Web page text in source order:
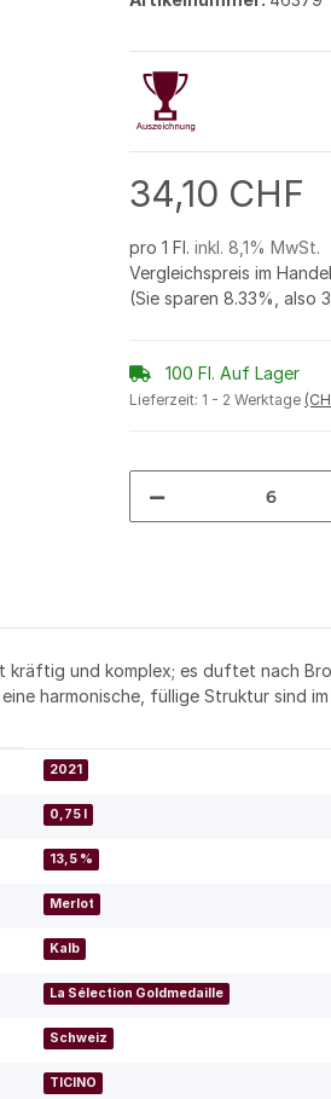
34,10 CHF
pro 1 Fl. inkl. 8,1% MwSt.
Vergleichspreis im Handel
(Sie sparen 8.33% , also
100 Fl. Auf Lager
Lieferzeit: 1 - 2 Werktage
kräftig und komplex; es duftet nach
harmonische, füllige Struktur sind
2021
0,75 l
13,5 %
Merlot
Kalb
La Sélection Goldmedaille
Schweiz
TICINO